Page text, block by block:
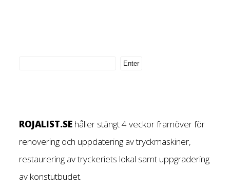
ROJALIST.SE håller stängt 4 veckor framöver för
renovering och uppdatering av tryckmaskiner,
restaurering av tryckeriets lokal samt uppgradering
av konstutbudet.